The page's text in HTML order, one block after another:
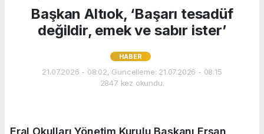
Başkan Altıok, ‘Başarı tesadüf
değildir, emek ve sabır ister’
HABER
21.07.2026 - 08:02, Güncelleme: 21.07.2026 - 08:15
2847 kez okundu.
Eral Okulları Yönetim Kurulu Başkanı Ersan